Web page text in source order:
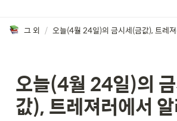
그 외 /
오늘(4월 24일)의
값), 트레져러에서